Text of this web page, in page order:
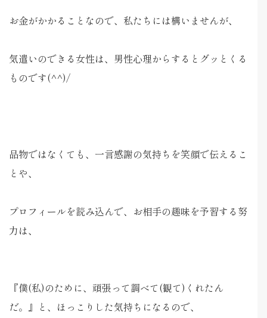
お金がかかることなので、私たちには構いませんが、
気遣いのできる女性は、男性心理からするとグッとくる
ものです(^^)/
品物ではなくても、一言感謝の気持ちを笑顔で伝えるこ
とや、
プロフィールを読み込んで、お相手の趣味を予習する努
力は、
『僕(私)のために、頑張って調べて(観て)くれたん
だ。』と、ほっこりした気持ちになるので、